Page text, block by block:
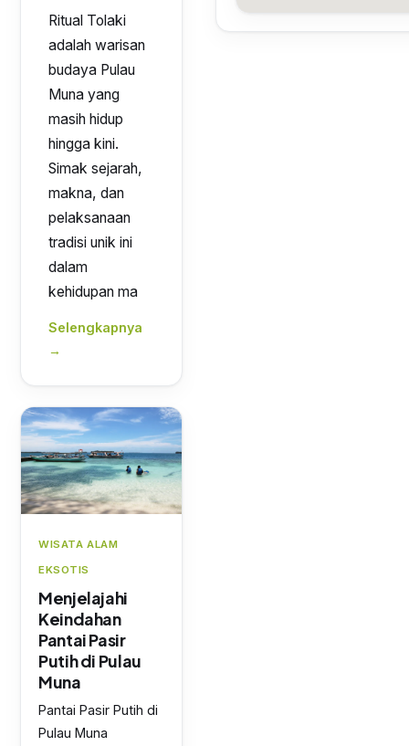
Ritual Tolaki
adalah warisan
budaya Pulau
Muna yang
masih hidup
hingga kini.
Simak sejarah,
makna, dan
pelaksanaan
tradisi unik ini
dalam
kehidupan ma
Selengkapnya
→
WISATA ALAM
EKSOTIS
Menjelajahi
Keindahan
Pantai Pasir
Putih di Pulau
Muna
Pantai Pasir Putih di
Pulau Muna